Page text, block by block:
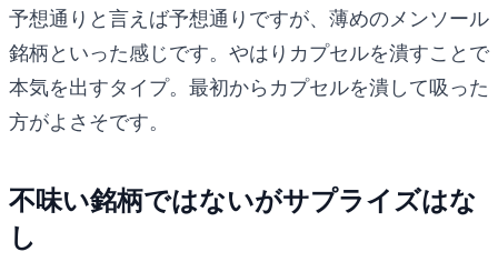
予想通りと言えば予想通りですが、薄めのメンソール
銘柄といった感じです。やはりカプセルを潰すことで
本気を出すタイプ。最初からカプセルを潰して吸った
方がよさそです。
不味い銘柄ではないがサプライズはな
し